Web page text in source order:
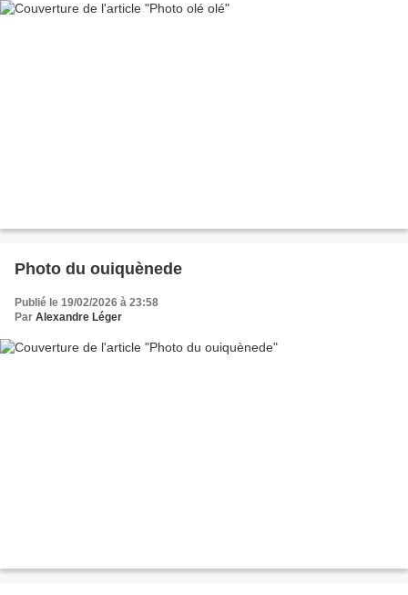
Photo du ouiquènede
Publié le 19/02/2026 à 23:58
Par Alexandre Léger